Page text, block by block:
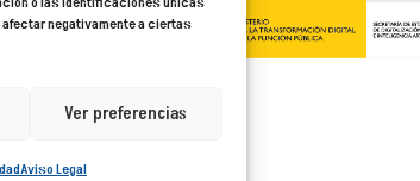
negativamente a ciertas
Ver preferencias
Aviso Legal